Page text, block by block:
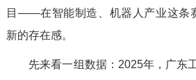
目——在智能制造、机器人产业这条
新的存在感。
先来看一组数据：2025年，广东